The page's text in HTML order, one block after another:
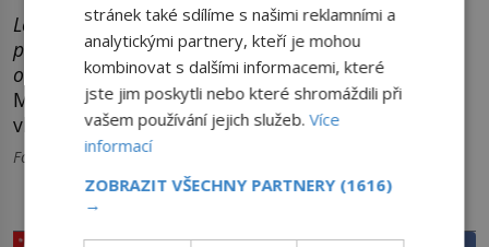
Léčivé konopí, které neobsahuje THC, nemá žádné
psychotropní účinky a dá se sehnat například v
obchodech se zdravou výživou,“říká MUDr. Vojtěch
Mucha. Jako první pomoc při bolesti zubů je pak
vhodné žvýkat hřebíček.
Foto: Úvodní foto: Pixabay
PRÁVĚ V PRODEJI
stránek také sdílíme s našimi reklamními a
analytickými partnery, kteří je mohou
kombinovat s dalšími informacemi, které
jste jim poskytli nebo které shromáždili při
vašem používání jejich služeb.Více
informací
ZOBRAZIT VŠECHNY PARTNERY (1616)
→